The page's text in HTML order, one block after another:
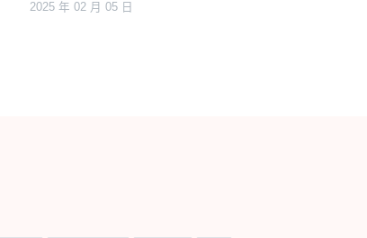
2025 年 02 月 05 日